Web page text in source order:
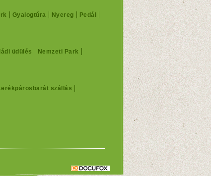
Gyalogtúra Nyereg
Pedál
üdülés
Nemzeti Park
szállás